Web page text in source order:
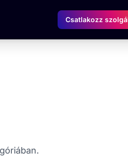
Csatlakozz